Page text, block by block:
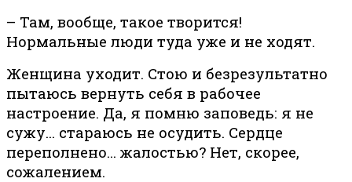
– Там, вообще, такое творится!
Нормальные люди туда уже и не ходят.
Женщина уходит. Стою и безрезультатно
пытаюсь вернуть себя в рабочее
настроение. Да, я помню заповедь: я не
сужу… стараюсь не осудить. Сердце
переполнено… жалостью? Нет, скорее,
сожалением.